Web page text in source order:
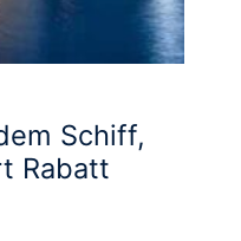
Schiff,
Rabatt